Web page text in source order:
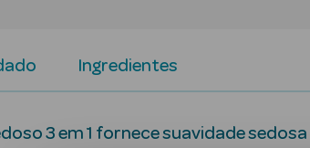
Ingredientes
3 em 1 fornece suavidade